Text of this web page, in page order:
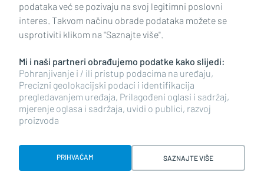
RUBRIKE
BRODSKO-POSAVSKA ŽUPANIJA
POŽEŠKO-SLAVONSKA ŽUPANIJA
podataka već se pozivaju na svoj legitimni poslovni
interes. Takvom načinu obrade podataka možete se
usprotiviti klikom na "Saznajte više".
Mi i naši partneri obrađujemo podatke kako slijedi:
Pohranjivanje i / ili pristup podacima na uređaju,
Precizni geolokacijski podaci i identifikacija
pregledavanjem uređaja, Prilagođeni oglasi i sadržaj,
mjerenje oglasa i sadržaja, uvidi o publici, razvoj
proizvoda
PRIHVAĆAM SAZNAJTE VIŠE